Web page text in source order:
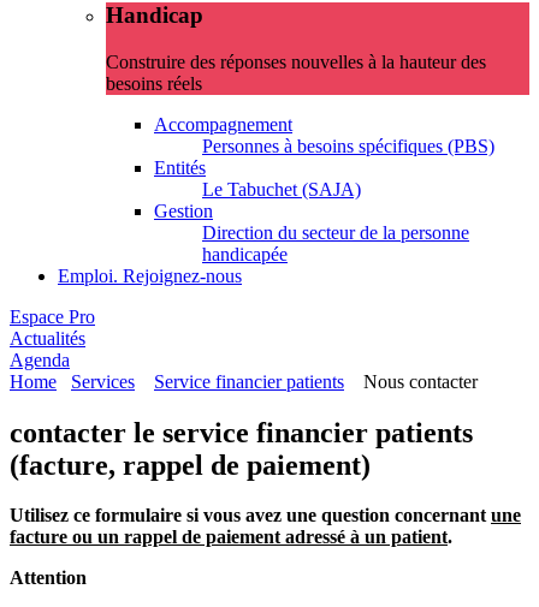
Handicap
Construire des réponses nouvelles à la hauteur des
besoins réels
Accompagnement
Personnes à besoins spécifiques (PBS)
Entités
Le Tabuchet (SAJA)
Gestion
Direction du secteur de la personne
handicapée
Emploi. Rejoignez-nous
Espace Pro
Actualités
Agenda
Home
Services Service financier patients Nous contacter
contacter le service financier patients
(facture, rappel de paiement)
Utilisez ce formulaire si vous avez une question concernantune
facture ou un rappel de paiement adressé à un patient.
Attention